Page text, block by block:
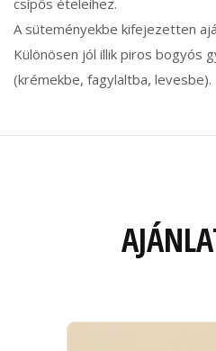
csípős ételeihez.
A süteményekbe kifejezetten
Különösen jól illik piros bogyós
(krémekbe, fagylaltba, levesbe).